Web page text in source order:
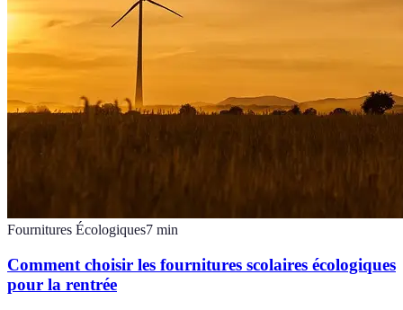
Fournitures Écologiques7 min
Comment choisir les fournitures scolaires écologiques
pour la rentrée